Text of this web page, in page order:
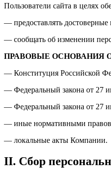
Пользователи сайта в целях
— предоставлять
— сообщать об изменении
ПРАВОВЫЕ ОСНОВАНИЯ
— Конституция Российской
— Федеральный закона от 27
— Федеральный закона от 27
— иные нормативными
— локальные акты Компании.
II. Сбор